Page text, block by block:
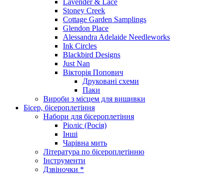
Stoney Creek
Cottage Garden Samplings
Glendon Place
Alessandra Adelaide Needleworks
Ink Circles
Blackbird Designs
Just Nan
Вікторія Попович
Друковані схеми
Паки
Вироби з місцем для вишивки
Бісер, бісероплетіння
Набори для бісероплетіння
Ріоліс (Росія)
Інші
Чарівна мить
Література по бісероплетінню
Інструменти
Дзвіночки *